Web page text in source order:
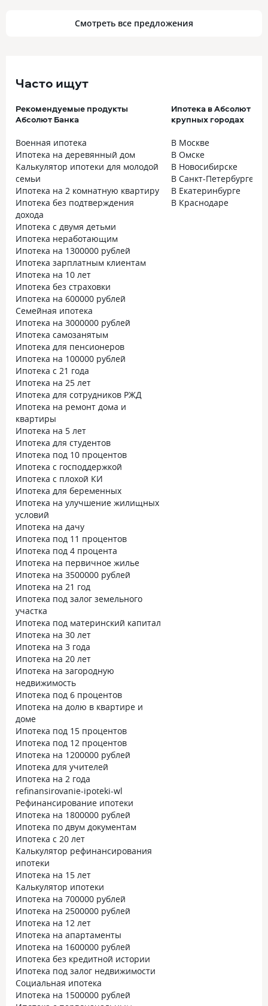
Смотреть все предложения
Часто ищут
Рекомендуемые продукты
Абсолют Банка
Военная ипотека
Ипотека на деревянный дом
Калькулятор ипотеки для молодой
семьи
Ипотека на 2 комнатную квартиру
Ипотека без подтверждения
дохода
Ипотека с двумя детьми
Ипотека неработающим
Ипотека на 1300000 рублей
Ипотека зарплатным клиентам
Ипотека на 10 лет
Ипотека без страховки
Ипотека на 600000 рублей
Семейная ипотека
Ипотека на 3000000 рублей
Ипотека самозанятым
Ипотека для пенсионеров
Ипотека на 100000 рублей
Ипотека с 21 года
Ипотека на 25 лет
Ипотека для сотрудников РЖД
Ипотека на ремонт дома и
квартиры
Ипотека на 5 лет
Ипотека для студентов
Ипотека под 10 процентов
Ипотека с господдержкой
Ипотека с плохой КИ
Ипотека для беременных
Ипотека на улучшение жилищных
условий
Ипотека на дачу
Ипотека под 11 процентов
Ипотека под 4 процента
Ипотека на первичное жилье
Ипотека на 3500000 рублей
Ипотека на 21 год
Ипотека под залог земельного
участка
Ипотека под материнский капитал
Ипотека на 30 лет
Ипотека на 3 года
Ипотека на 20 лет
Ипотека на загородную
недвижимость
Ипотека под 6 процентов
Ипотека на долю в квартире и
доме
Ипотека под 15 процентов
Ипотека под 12 процентов
Ипотека на 1200000 рублей
Ипотека для учителей
Ипотека на 2 года
refinansirovanie-ipoteki-wl
Рефинансирование ипотеки
Ипотека на 1800000 рублей
Ипотека по двум документам
Ипотека с 20 лет
Калькулятор рефинансирования
ипотеки
Ипотека на 15 лет
Калькулятор ипотеки
Ипотека на 700000 рублей
Ипотека на 2500000 рублей
Ипотека на 12 лет
Ипотека на апартаменты
Ипотека на 1600000 рублей
Ипотека без кредитной истории
Ипотека под залог недвижимости
Социальная ипотека
Ипотека на 1500000 рублей
Ипотека в Абсолют
крупных городах
В Москве
В Омске
В Новосибирске
В Санкт-Петербурге
В Екатеринбурге
В Краснодаре